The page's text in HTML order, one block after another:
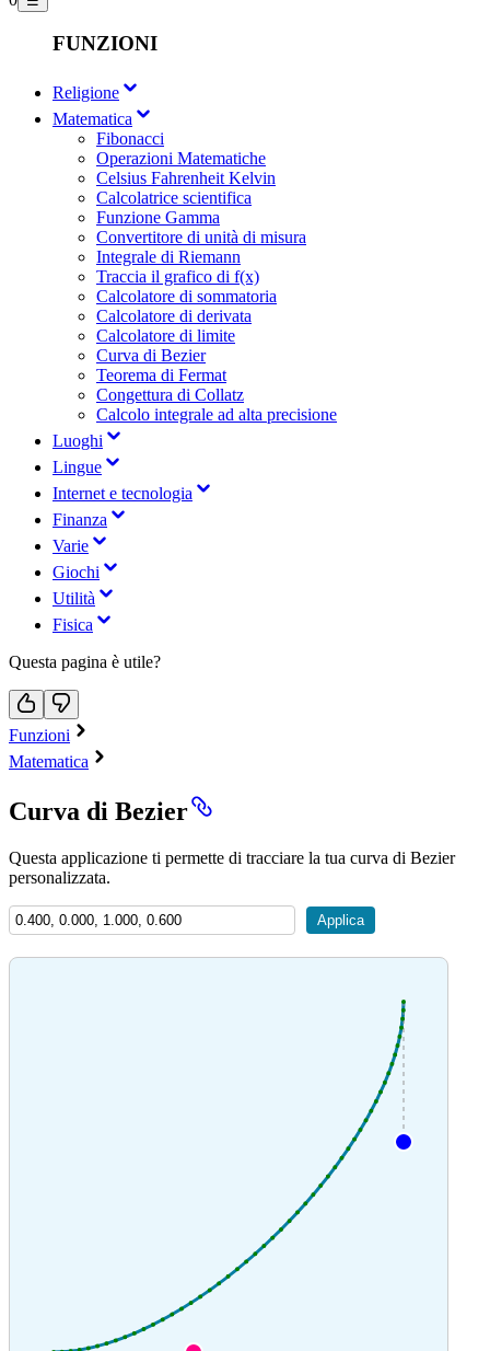
FUNZIONI
Religione
Matematica
Fibonacci
Operazioni Matematiche
Celsius Fahrenheit Kelvin
Calcolatrice scientifica
Funzione Gamma
Convertitore di unità di misura
Integrale di Riemann
Traccia il grafico di f(x)
Calcolatore di sommatoria
Calcolatore di derivata
Calcolatore di limite
Curva di Bezier
Teorema di Fermat
Congettura di Collatz
Calcolo integrale ad alta precisione
Luoghi
Lingue
Internet e tecnologia
Finanza
Varie
Giochi
Utilità
Fisica
Questa pagina è utile?
Funzioni
Matematica
Curva di Bezier
Questa applicazione ti permette di tracciare la tua curva di Bezier
personalizzata.
Applica